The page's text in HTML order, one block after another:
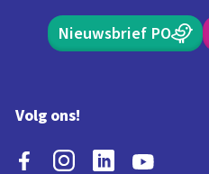
Nieuwsbrief PO
Volg ons!